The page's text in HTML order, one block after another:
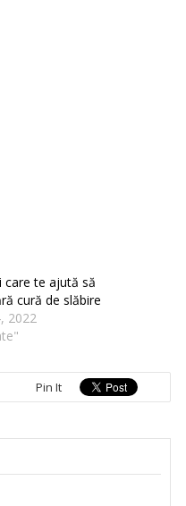
care te ajută să
cură de slăbire
2022
Pin It